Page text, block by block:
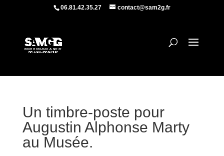
06.81.42.35.27 contact@sam2g.fr
Un timbre-poste pour
Augustin Alphonse Marty
au Musée.